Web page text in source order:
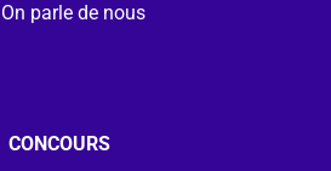
On parle de nous
CONCOURS